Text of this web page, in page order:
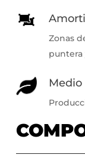
Zonas
puntera